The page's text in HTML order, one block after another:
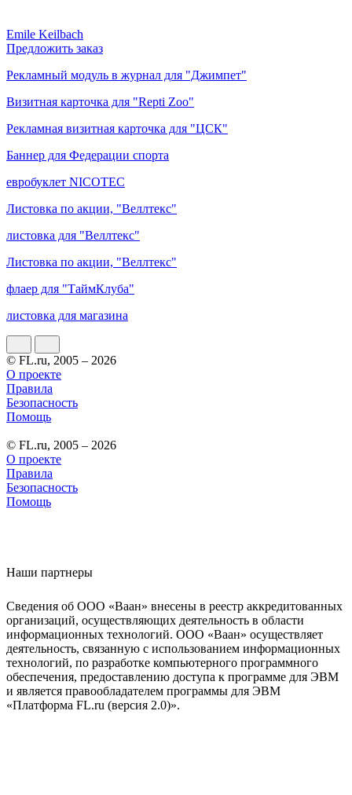
Emile Keilbach
Предложить заказ
Рекламный модуль в журнал для "Джимпет"
Визитная карточка для "Repti Zoo"
Рекламная визитная карточка для "ЦСК"
Баннер для Федерации спорта
евробуклет NICOTEC
Листовка по акции, "Веллтекс"
листовка для "Веллтекс"
Листовка по акции, "Веллтекс"
флаер для "ТаймКлуба"
листовка для магазина
© FL.ru, 2005 – 2026
О проекте
Правила
Безопасность
Помощь
© FL.ru, 2005 – 2026
О проекте
Правила
Безопасность
Помощь
Наши партнеры
Сведения об ООО «Ваан» внесены в реестр аккредитованных
организаций, осуществляющих деятельность в области
информационных технологий. ООО «Ваан» осуществляет
деятельность, связанную с использованием информационных
технологий, по разработке компьютерного программного
обеспечения, предоставлению доступа к программе для ЭВМ
и является правообладателем программы для ЭВМ
«Платформа FL.ru (версия 2.0)».